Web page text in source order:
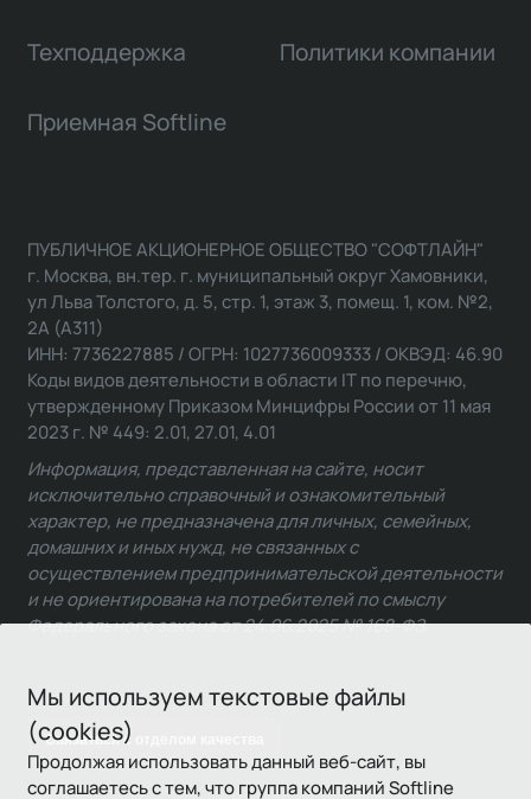
Мы используем текстовые файлы
(cookies)
Продолжая использовать данный веб-сайт, вы
соглашаетесь с тем, что группа компаний Softline
Техподдержка Политики компании
Приемная Softline
Связаться с отделом качества
ПУБЛИЧНОЕ АКЦИОНЕРНОЕ ОБЩЕСТВО "СОФТЛАЙН"
г. Москва, вн.тер. г. муниципальный округ Хамовники,
ул Льва Толстого, д. 5, стр. 1, этаж 3, помещ. 1, ком. №2,
2А (А311)
ИНН: 7736227885 / ОГРН: 1027736009333 / ОКВЭД: 46.90
Коды видов деятельности в области IT по перечню,
утвержденному Приказом Минцифры России от 11 мая
2023 г. № 449: 2.01, 27.01, 4.01
Информация, представленная на сайте, носит
исключительно справочный и ознакомительный
характер, не предназначена для личных, семейных,
домашних и иных нужд, не связанных с
осуществлением предпринимательской деятельности
и не ориентирована на потребителей по смыслу
Федерального закона от 24.06.2025 № 168-ФЗ.